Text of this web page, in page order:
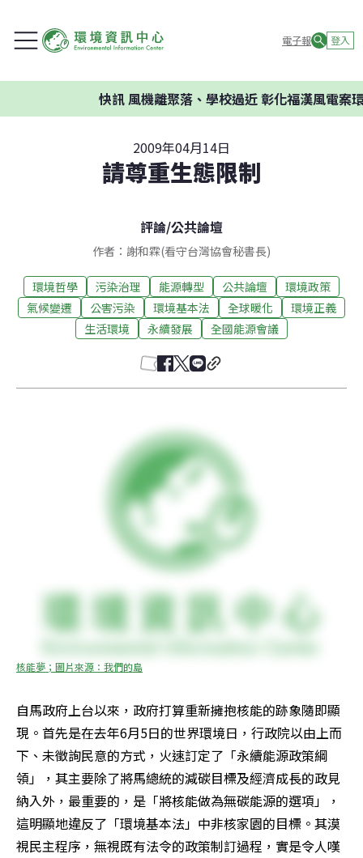
電子報 登入
風機離聚落、學校過近 彰化福漢風電案環委建
2009年04月14日
請尊重生態限制
評論/公共論壇
作者：謝和霖(看守台灣協會秘書長)
環境哲學 污染治理 能源轉型 公共論壇
環境政策
氣候變遷
公害污染 環境基本法 全球暖化
環境正義
生活環境
永續發展 全國能源會議
核能夢；圖片來源：我們的島
自馬政府上台以來，政府打算重新擁抱核能的跡象隨即顯
現。首先是在去年6月5日的世界環境日，行政院以由上而
下、未徵詢民意的方式，火速訂定了「永續能源政策綱
領」，其主要除了將馬總統的減碳目標及經濟成長的政見
納入外，最重要的，是「將核能做為無碳能源的選項」，
這明顯地違反了「環境基本法」中非核家園的目標。其漠
視民主程序，無視既有法令的政策制訂過程，實是令人嘆